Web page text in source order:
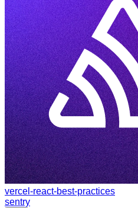
vercel-react-best-practices
sentry